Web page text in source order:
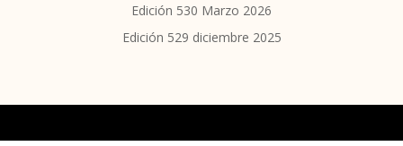
Edición 530 Marzo 2026
Edición 529 diciembre 2025